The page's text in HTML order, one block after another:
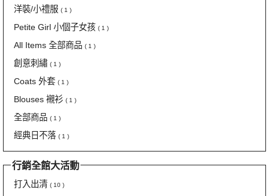
洋裝/小禮服 ( 1 )
Petite Girl 小個子女孩 ( 1 )
All Items 全部商品 ( 1 )
創意刺繡 ( 1 )
Coats 外套 ( 1 )
Blouses 襯衫 ( 1 )
全部商品 ( 1 )
經典日不落 ( 1 )
行銷全館大活動
打入出清 ( 10 )